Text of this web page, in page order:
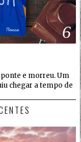
6
e morreu. Um
chegar a tempo de